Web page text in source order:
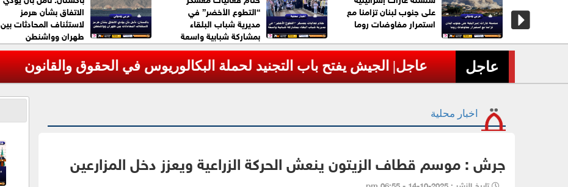
على جنوب لبنان تزامنا مع
استمرار مفاوضات روما
“التطوع الأخضر” في
مديرية شباب البلقاء
بمشاركة شبابية واسعة
الاتفاق بشأن هرمز
لاستئناف المحادثات بين
طهران وواشنطن
عاجل عاجل| الجيش يفتح باب التجنيد لحملة البكالوريوس في الحقوق والقانون ›
اخبار محلية
جرش : موسم قطاف الزيتون ينعش الحركة الزراعية ويعزز دخل المزارعين